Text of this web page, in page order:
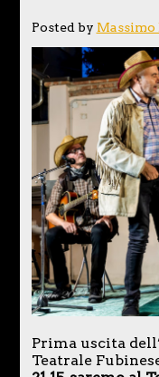
Posted by Massimo
Prima uscita
Teatrale